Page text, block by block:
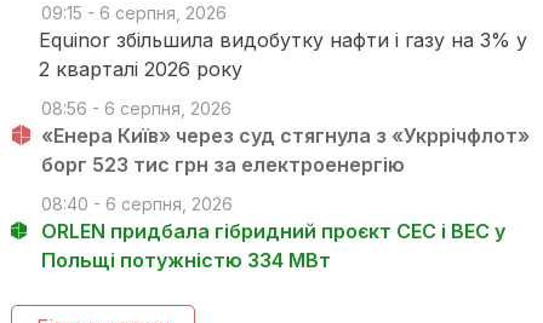
09:15 - 6 серпня, 2026
Equinor збільшила видобутку нафти і газу на 3% у
2 кварталі 2026 року
08:56 - 6 серпня, 2026
«Енера Київ» через суд стягнула з «Укррічфлот»
борг 523 тис грн за електроенергію
08:40 - 6 серпня, 2026
ORLEN придбала гібридний проєкт СЕС і ВЕС у
Польщі потужністю 334 МВт